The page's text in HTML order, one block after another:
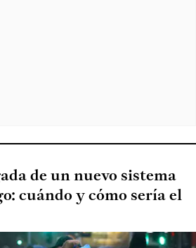
de un nuevo sistema
cuándo y cómo sería el